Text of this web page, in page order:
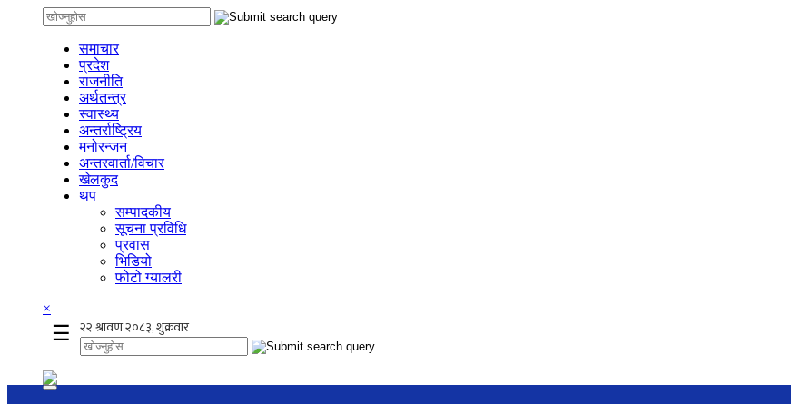
समाचार
प्रदेश
राजनीति
अर्थतन्त्र
स्वास्थ्य
अन्तर्राष्ट्रिय
मनोरन्जन
अन्तरवार्ता/विचार
खेलकुद
थप
सम्पादकीय
सूचना प्रविधि
प्रवास
भिडियो
फोटो ग्यालरी
×
☰